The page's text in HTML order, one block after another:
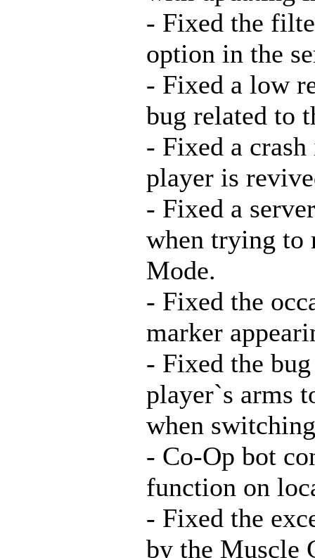
- Fixed the
option in the
- Fixed a low
bug related to
- Fixed a
player is
- Fixed a
when trying to
Mode.
- Fixed the
marker
- Fixed the
player`s arms
when
- Co-Op bot
function on
- Fixed the
by the Muscle